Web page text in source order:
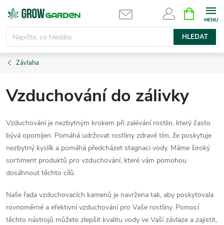
Přejít
obsah
HLEDAT
NÁKUPNÍ
KOŠÍK
Závlaha
Vzduchování do zálivky
Vzduchování je nezbytným krokem při zalévání rostlin, který často
bývá opomíjen. Pomáhá udržovat rostliny zdravé tím, že poskytuje
nezbytný kyslík a pomáhá předcházet stagnaci vody. Máme široký
sortiment produktů pro vzduchování, které vám pomohou
dosáhnout těchto cílů.
Naše řada vzduchovacích kamenů je navržena tak, aby poskytovala
rovnoměrné a efektivní vzduchování pro Vaše rostliny. Pomocí
těchto nástrojů můžete zlepšit kvalitu vody ve Vaší závlaze a zajistit,